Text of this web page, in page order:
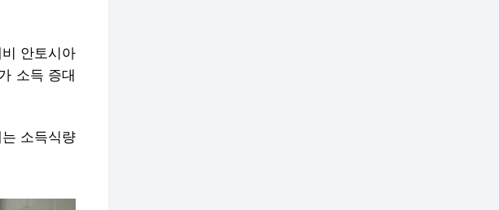
비 안토시아
소득 증대
는 소득식량